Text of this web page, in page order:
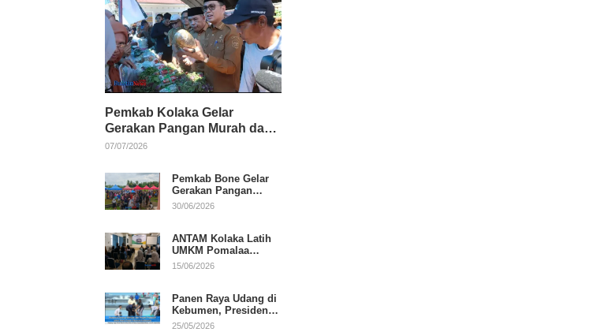
Pemkab Kolaka Gelar
Gerakan Pangan Murah dan
Salurkan Pupuk Organik
07/07/2026
Pemkab Bone Gelar
Gerakan Pangan
Murah, Warga Serbu
30/06/2026
ANTAM Kolaka Latih
UMKM Pomalaa
Kembangkan Produk
15/06/2026
Panen Raya Udang di
Kebumen, Presiden
Prabowo Tekankan
25/05/2026